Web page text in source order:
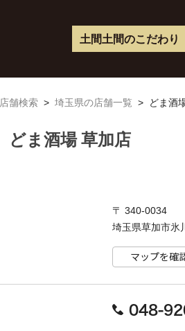
土間土間のこだわり
店舗検索 > 埼玉県の店舗一覧 > どま酒
どま酒場 草加店
〒 340-0034
埼玉県草加市氷
マップを確
048-